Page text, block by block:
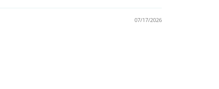
07/17/2026